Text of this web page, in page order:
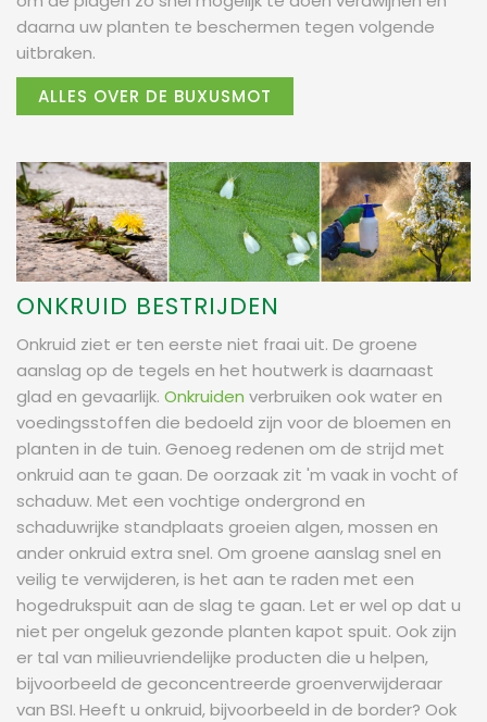
daarna uw planten te beschermen tegen volgende
uitbraken.
ALLES OVER DE BUXUSMOT
ONKRUID BESTRIJDEN
Onkruid ziet er ten eerste niet fraai uit. De groene
aanslag op de tegels en het houtwerk is daarnaast
glad en gevaarlijk. Onkruiden verbruiken ook water en
voedingsstoffen die bedoeld zijn voor de bloemen en
planten in de tuin. Genoeg redenen om de strijd met
onkruid aan te gaan. De oorzaak zit 'm vaak in vocht of
schaduw. Met een vochtige ondergrond en
schaduwrijke standplaats groeien algen, mossen en
ander onkruid extra snel. Om groene aanslag snel en
veilig te verwijderen, is het aan te raden met een
hogedrukspuit aan de slag te gaan. Let er wel op dat u
niet per ongeluk gezonde planten kapot spuit. Ook zijn
er tal van milieuvriendelijke producten die u helpen,
bijvoorbeeld de geconcentreerde groenverwijderaar
van BSI.Heeft u onkruid, bijvoorbeeld in de border? Ook